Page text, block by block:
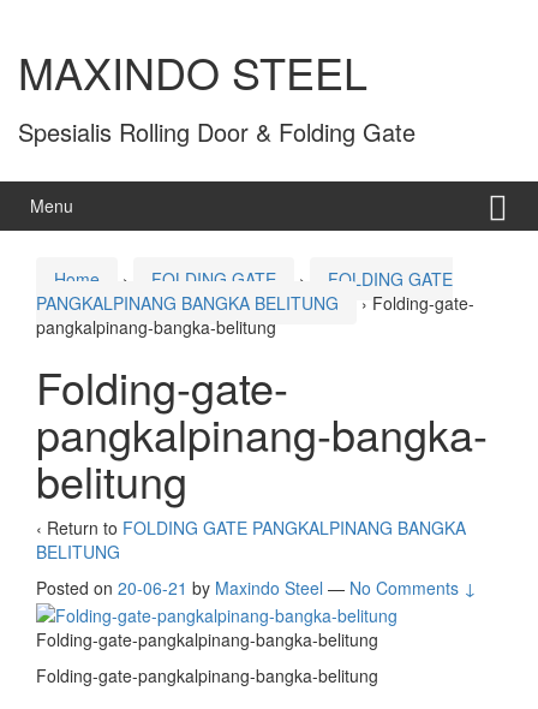
MAXINDO STEEL
Spesialis Rolling Door & Folding Gate
Menu
Home › FOLDING GATE ›
FOLDING GATE
PANGKALPINANG BANGKA BELITUNG
› Folding-gate-
pangkalpinang-bangka-belitung
Folding-gate-
pangkalpinang-bangka-
belitung
‹ Return to FOLDING GATE PANGKALPINANG BANGKA
BELITUNG
Posted on 20-06-21 by Maxindo Steel — No Comments ↓
Folding-gate-pangkalpinang-bangka-belitung
Folding-gate-pangkalpinang-bangka-belitung